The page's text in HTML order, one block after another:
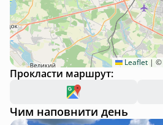
Leaflet | ©
Прокласти маршрут:
Чим наповнити день